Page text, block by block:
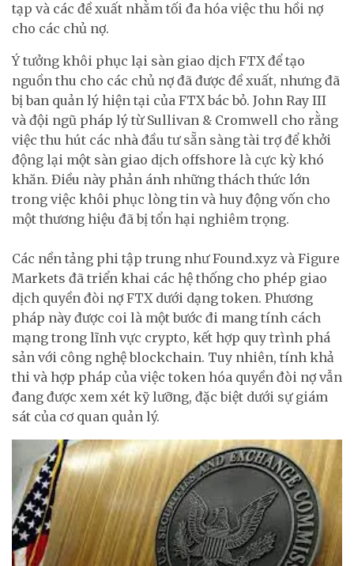
tạp và các đề xuất nhằm tối đa hóa việc thu hồi nợ
cho các chủ nợ.
Ý tưởng khôi phục lại sàn giao dịch FTX để tạo
nguồn thu cho các chủ nợ đã được đề xuất, nhưng đã
bị ban quản lý hiện tại của FTX bác bỏ. John Ray III
và đội ngũ pháp lý từ Sullivan & Cromwell cho rằng
việc thu hút các nhà đầu tư sẵn sàng tài trợ để khởi
động lại một sàn giao dịch offshore là cực kỳ khó
khăn. Điều này phản ánh những thách thức lớn
trong việc khôi phục lòng tin và huy động vốn cho
một thương hiệu đã bị tổn hại nghiêm trọng.
Các nền tảng phi tập trung như Found.xyz và Figure
Markets đã triển khai các hệ thống cho phép giao
dịch quyền đòi nợ FTX dưới dạng token. Phương
pháp này được coi là một bước đi mang tính cách
mạng trong lĩnh vực crypto, kết hợp quy trình phá
sản với công nghệ blockchain. Tuy nhiên, tính khả
thi và hợp pháp của việc token hóa quyền đòi nợ vẫn
đang được xem xét kỹ lưỡng, đặc biệt dưới sự giám
sát của cơ quan quản lý.